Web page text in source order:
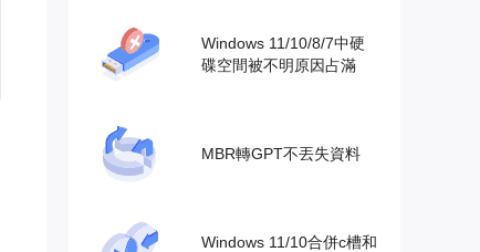
Windows 11/10/8/7中硬
碟空間被不明原因占滿
MBR轉GPT不丟失資料
Windows 11/10合併c槽和